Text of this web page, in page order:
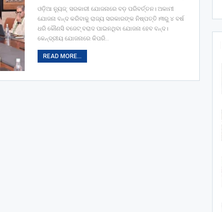
ଓଡ଼ିଆ ନ୍ୟୁଜ୍: ସରକାରୀ ଯୋଜନାରେ ବଡ଼ ପରିବର୍ତ୍ତନ। ଅକାମୀ
ଯୋଜନା ବନ୍ଦ କରିବାକୁ ରାଜ୍ୟ ସରକାରଙ୍କ ନିଷ୍ପତ୍ତି।୩ରୁ ୪ ବର୍ଷ
ଧରି କୌଣସି ବଜେଟ୍ ବରାଦ ପାଇନଥିବା ଯୋଜନା ହେବ ବନ୍ଦ।
କେନ୍ଦ୍ରୀୟ ଯୋଜନାରେ କିପରି…
READ MORE...